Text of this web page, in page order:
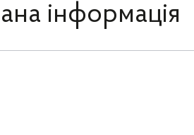
інформація